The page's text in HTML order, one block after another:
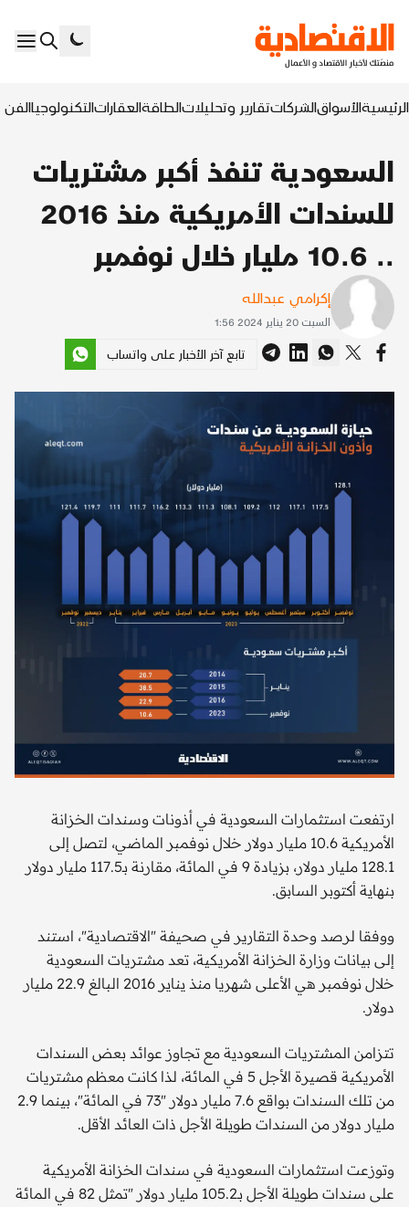
الرئيسيةالأسواقالشركاتتقارير وتحليلاتالطاقةالعقاراتالتكنولوجياالفن
السعودية تنفذ أكبر مشتريات
للسندات الأمريكية منذ 2016
.. 10.6 مليار خلال نوفمبر
إكرامي عبدالله
السبت 20 يناير 2024 1:56
تابع آخر الأخبار على واتساب
ارتفعت استثمارات السعودية في أذونات وسندات الخزانة
الأمريكية 10.6 مليار دولار خلال نوفمبر الماضي، لتصل إلى
128.1 مليار دولار، بزيادة 9 في المائة، مقارنة بـ117.5 مليار دولار
بنهاية أكتوبر السابق.
ووفقا لرصد وحدة التقارير في صحيفة "الاقتصادية"، استند
إلى بيانات وزارة الخزانة الأمريكية، تعد مشتريات السعودية
خلال نوفمبر هي الأعلى شهريا منذ يناير 2016 البالغ 22.9 مليار
دولار.
تتزامن المشتريات السعودية مع تجاوز عوائد بعض السندات
الأمريكية قصيرة الأجل 5 في المائة، لذا كانت معظم مشتريات
من تلك السندات بواقع 7.6 مليار دولار "73 في المائة"، بينما 2.9
مليار دولار من السندات طويلة الأجل ذات العائد الأقل.
وتوزعت استثمارات السعودية في سندات الخزانة الأمريكية
على سندات طويلة الأجل بـ105.2 مليار دولار "تمثل 82 في المائة